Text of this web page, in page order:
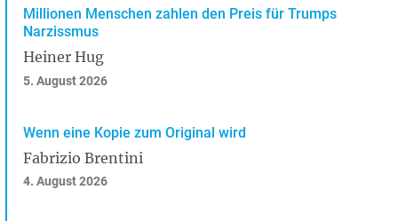
Millionen Menschen zahlen den Preis für Trumps
Narzissmus
Heiner Hug
5. August 2026
Wenn eine Kopie zum Original wird
Fabrizio Brentini
4. August 2026